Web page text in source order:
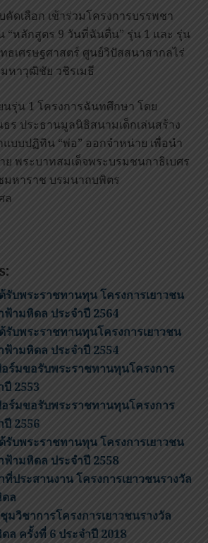
ดเลือก เข้าร่วมโครงการบรรพชา
“หลักสูตร 9 วันที่ฉันตื่น” รุ่น 1 และ รุ่น
เศรษฐศาสตร์ ศูนย์วิปัสสนาสากลไร่
หาวุฒิชัย วชิรเมธี
1 โครงการฉันทศึกษา โดย
ร ประธานมูลนิธิสนามเด็กเล่นสร้าง
บบปฏิทิน “พ่อ” ออกจำหน่าย เพื่อนำ
ย พระบาทสมเด็จพระบรมชนกาธิเบศร
หาราช บรมนาถบพิตร
ล
รับพระราชทานทุน โครงการเยาวชน
ฟ้ามหิดล ประจำปี 2564
รับพระราชทานทุนโครงการเยาวชน
ฟ้ามหิดล ประจำปี 2554
ร์มขอรับพระราชทานทุนโครงการ
ปี 2553
ร์มขอรับพระราชทานทุนโครงการ
ปี 2556
รับพระราชทานทุน โครงการเยาวชน
ฟ้ามหิดล ประจำปี 2558
ประสานงาน โครงการเยาวชนรางวัล
ล
มวิชาการโครงการเยาวชนรางวัล
ล ครั้งที่ 6 ประจำปี 2018